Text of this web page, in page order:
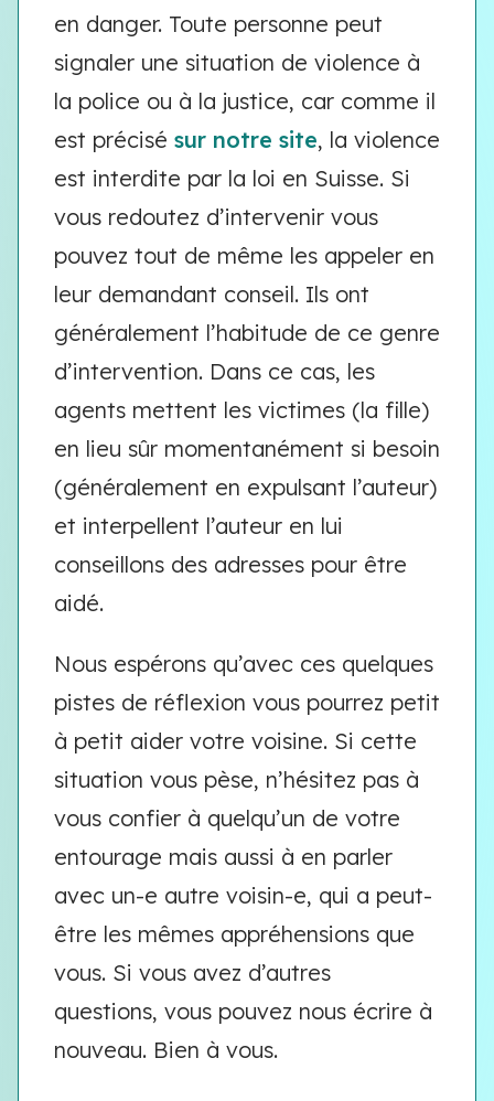
en danger. Toute personne peut
signaler une situation de violence à
la police ou à la justice, car comme il
est précisé sur notre site, la violence
est interdite par la loi en Suisse. Si
vous redoutez d’intervenir vous
pouvez tout de même les appeler en
leur demandant conseil. Ils ont
généralement l’habitude de ce genre
d’intervention. Dans ce cas, les
agents mettent les victimes (la fille)
en lieu sûr momentanément si besoin
(généralement en expulsant l’auteur)
et interpellent l’auteur en lui
conseillons des adresses pour être
aidé.
Nous espérons qu’avec ces quelques
pistes de réflexion vous pourrez petit
à petit aider votre voisine. Si cette
situation vous pèse, n’hésitez pas à
vous confier à quelqu’un de votre
entourage mais aussi à en parler
avec un-e autre voisin-e, qui a peut-
être les mêmes appréhensions que
vous. Si vous avez d’autres
questions, vous pouvez nous écrire à
nouveau. Bien à vous.